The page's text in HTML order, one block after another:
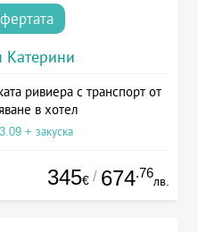
Катерини
ривиера с транспорт от
в хотел
+ закуска
345€ / 674.76
лв.